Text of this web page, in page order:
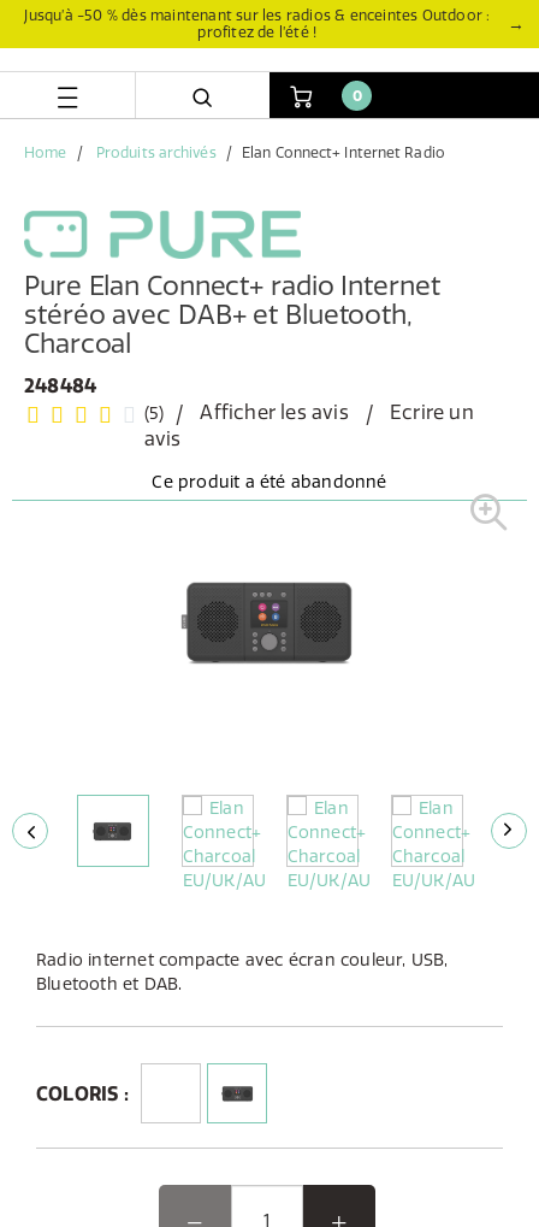
Aller
contenu
Aller
navigation
Jusqu’à -50 % dès maintenant sur les radios & enceintes Outdoor :
profitez de l’été !
→
0
Home Produits archivés Elan Connect+ Internet Radio
Pure Elan Connect+ radio Internet
stéréo avec DAB+ et Bluetooth,
Charcoal
248484
(5) Afficher les avis
Ecrire un
avis
Radio internet compacte avec écran couleur, USB,
Bluetooth et DAB.
COLORIS :